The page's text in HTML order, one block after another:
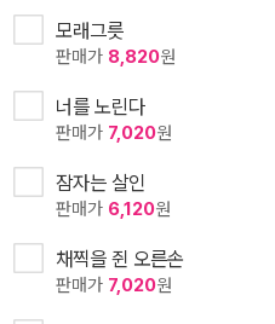
모래그릇
판매가 8,820원
너를 노린다
판매가 7,020원
잠자는 살인
판매가 6,120원
채찍을 쥔 오른손
판매가 7,020원